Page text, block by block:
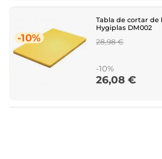
-10%
Tabla de cortar
Hygiplas DM002
Regular
28,98 €
-10%
Price
26,08 €